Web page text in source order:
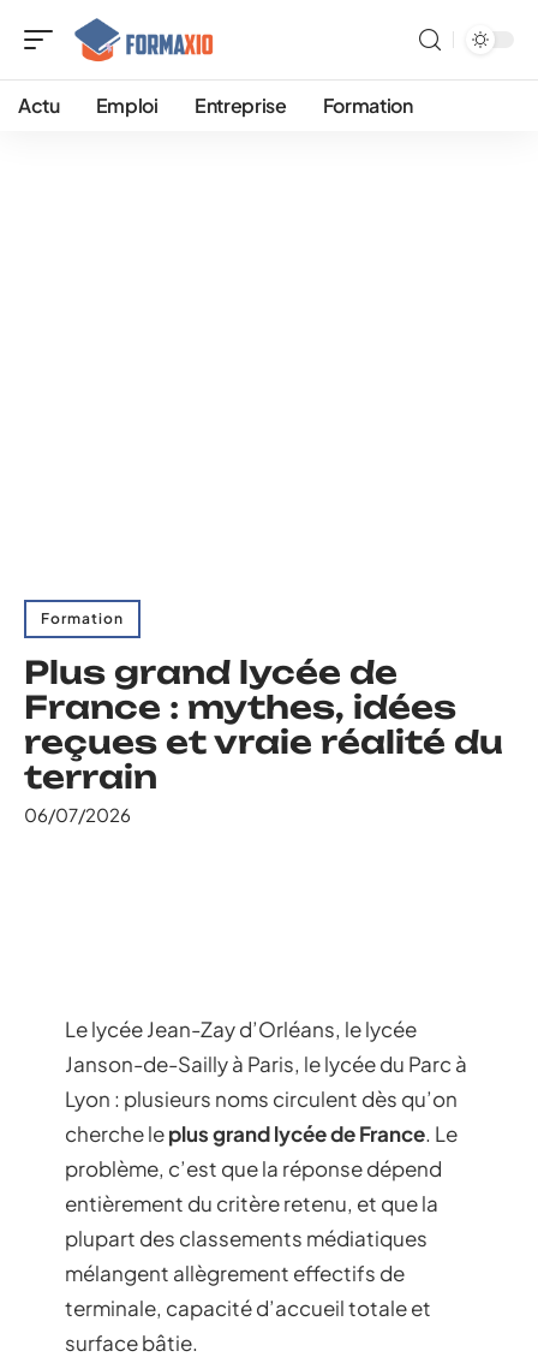
Actu Emploi Entreprise Formation
Formation
Plus grand lycée de
France : mythes, idées
reçues et vraie réalité du
terrain
06/07/2026
Le lycée Jean-Zay d’Orléans, le lycée
Janson-de-Sailly à Paris, le lycée du Parc à
Lyon : plusieurs noms circulent dès qu’on
cherche leplus grand lycée de France. Le
problème, c’est que la réponse dépend
entièrement du critère retenu, et que la
plupart des classements médiatiques
mélangent allègrement effectifs de
terminale, capacité d’accueil totale et
surface bâtie.